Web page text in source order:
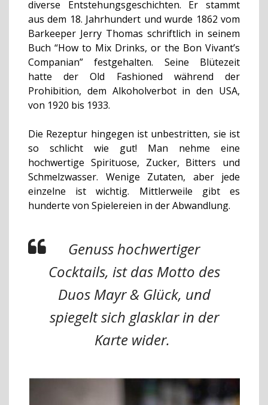
diverse Entstehungsgeschichten. Er stammt
aus dem 18. Jahrhundert und wurde 1862 vom
Barkeeper Jerry Thomas schriftlich in seinem
Buch “How to Mix Drinks, or the Bon Vivant’s
Companian” festgehalten. Seine Blütezeit
hatte der Old Fashioned während der
Prohibition, dem Alkoholverbot in den USA,
von 1920 bis 1933.
Die Rezeptur hingegen ist unbestritten, sie ist
so schlicht wie gut! Man nehme eine
hochwertige Spirituose, Zucker, Bitters und
Schmelzwasser. Wenige Zutaten, aber jede
einzelne ist wichtig. Mittlerweile gibt es
hunderte von Spielereien in der Abwandlung.
Genuss hochwertiger
Cocktails, ist das Motto des
Duos Mayr & Glück, und
spiegelt sich glasklar in der
Karte wider.